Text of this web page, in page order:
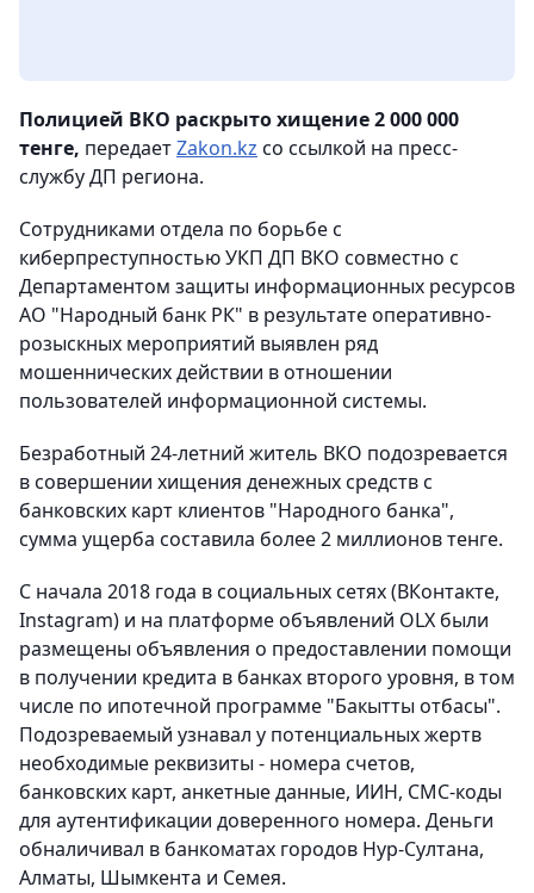
Полицией ВКО раскрыто хищение 2 000 000
тенге, передаетZakon.kz со ссылкой на пресс-
службу ДП региона.
Сотрудниками отдела по борьбе с
киберпреступностью УКП ДП ВКО совместно с
Департаментом защиты информационных ресурсов
АО "Народный банк РК" в результате оперативно-
розыскных мероприятий выявлен ряд
мошеннических действии в отношении
пользователей информационной системы.
Безработный 24-летний житель ВКО подозревается
в совершении хищения денежных средств с
банковских карт клиентов "Народного банка",
сумма ущерба составила более 2 миллионов тенге.
С начала 2018 года в социальных сетях (ВКонтакте,
Instagram) и на платформе объявлений ОLX были
размещены объявления о предоставлении помощи
в получении кредита в банках второго уровня, в том
числе по ипотечной программе "Бакытты отбасы".
Подозреваемый узнавал у потенциальных жертв
необходимые реквизиты - номера счетов,
банковских карт, анкетные данные, ИИН, СМС-коды
для аутентификации доверенного номера. Деньги
обналичивал в банкоматах городов Нур-Султана,
Алматы, Шымкента и Семея.